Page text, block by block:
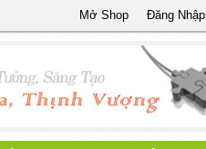
Đăng Nhập
Mở Shop